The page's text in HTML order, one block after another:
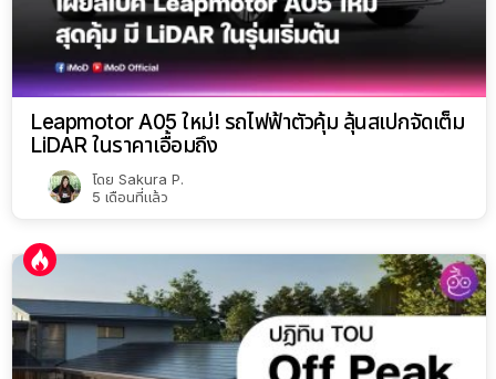
Leapmotor A05 ใหม่! รถไฟฟ้าตัวคุ้ม ลุ้นสเปกจัดเต็ม
LiDAR ในราคาเอื้อมถึง
โดย Sakura P.
5 เดือนที่แล้ว